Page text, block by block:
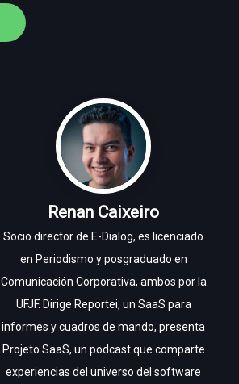
Renan Caixeiro
Socio director de E-Dialog, es licenciado
en Periodismo y posgraduado en
Comunicación Corporativa, ambos por la
UFJF. Dirige Reportei, un SaaS para
informes y cuadros de mando, presenta
Projeto SaaS, un podcast que comparte
experiencias del universo del software